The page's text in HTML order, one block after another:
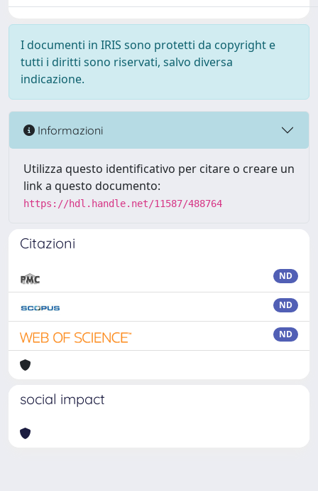
I documenti in IRIS sono protetti da copyright e
tutti i diritti sono riservati, salvo diversa
indicazione.
Informazioni
Utilizza questo identificativo per citare o creare un
link a questo documento:
https://hdl.handle.net/11587/488764
Citazioni
ND
ND
ND
social impact